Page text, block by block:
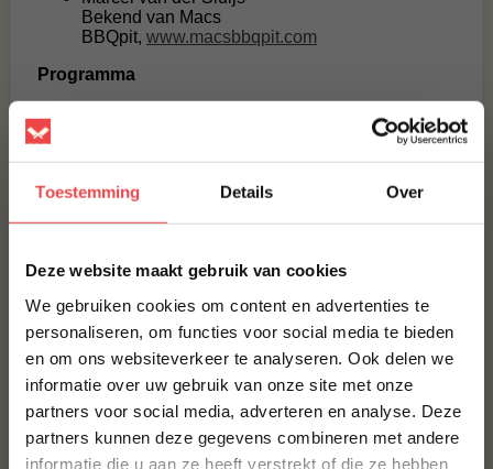
Toestemming Details Over
Deze website maakt gebruik van cookies
We gebruiken cookies om content en advertenties te
personaliseren, om functies voor social media te bieden
en om ons websiteverkeer te analyseren. Ook delen we
informatie over uw gebruik van onze site met onze
partners voor social media, adverteren en analyse. Deze
partners kunnen deze gegevens combineren met andere
informatie die u aan ze heeft verstrekt of die ze hebben
Bekend van Macs
BBQpit, www.macsbbqpit.com
Programma
10.30 uur
13.00 uur
Demonstratie uitbenen varken
14.00 – 15.00
Inleveren van de saté
15.00 – 16.00
uur
Demonstratie uitbenen varken
Demonstratie vis roken en fileren
16.00 – 17.00
uur
Inleveren van de burgers
17.30 uur
Prijsuitreiking
Materialen
10% korting op je
eerste bestelling*
Schrijf je in voor onze nieuwsbrief en ontvang direct
10% korting op jouw eerste bestelling.